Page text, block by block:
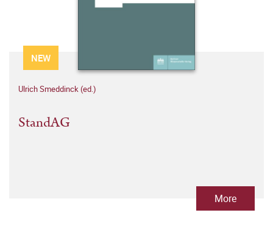
NEW
Ulrich Smeddinck (ed.)
StandAG
More